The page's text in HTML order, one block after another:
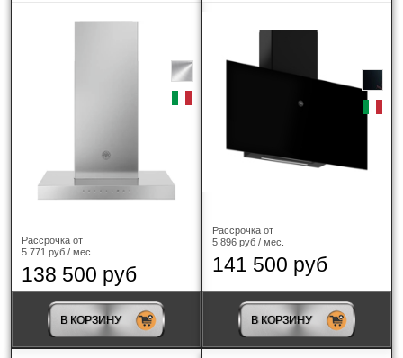
Jacky's(15)
JetAir(66)
Kaiser(6)
Рассрочка от
5 771 руб / мес.
138 500 руб
В КОРЗИНУ
Рассрочка от
5 896 руб / мес.
141 500 руб
В КОРЗИНУ